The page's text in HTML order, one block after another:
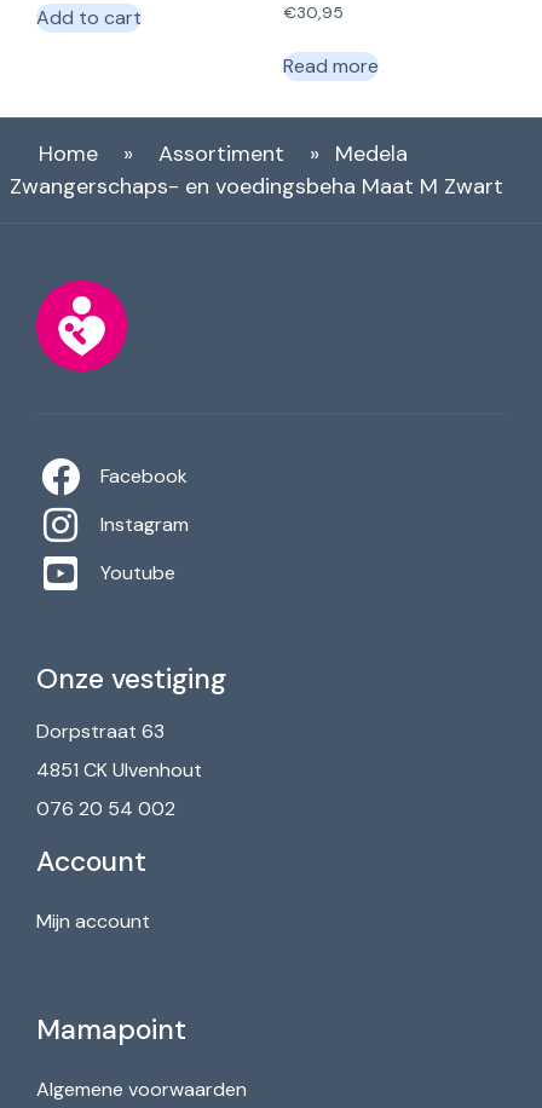
Add to cart €30,95
Read more
Home » Assortiment »
Medela
Zwangerschaps- en voedingsbeha Maat M Zwart
Facebook
Instagram
Youtube
Onze vestiging
Dorpstraat 63
4851 CK Ulvenhout
076 20 54 002
Account
Mijn account
Mamapoint
Algemene voorwaarden